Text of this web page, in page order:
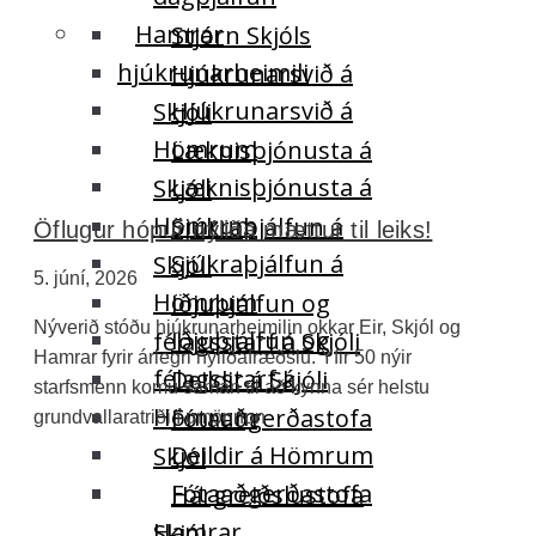
Hamrar
hjúkrunarheimili
Hjúkrunarsvið á
Hömrum
Læknisþjónusta á
Hömrum
Sjúkraþjálfun á
Hömrum
Iðjuþjálfun og
félagsstarf á
Hömrum
Deildir á Hömrum
Fótaaðgerðastofa
Stjórn Skjóls
Hjúkrunarsvið á
Skjóli
Læknisþjónusta á
Skjóli
Sjúkraþjálfun á
Skjóli
Iðjuþjálfun og
félagsstarf á Skjóli
Deildir á Skjóli
Fótaaðgerðastofa
Skjól
Hárgreiðslustofa
Öflugur hópur nýliða mættur til leiks!
5. júní, 2026
Nýverið stóðu hjúkrunarheimilin okkar Eir, Skjól og
Hamrar fyrir árlegri nýliðafræðslu. Yfir 50 nýir
starfsmenn komu saman til að kynna sér helstu
grundvallaratriði í umönnun